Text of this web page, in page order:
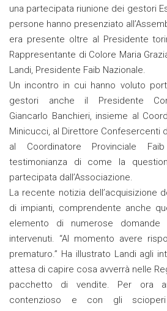
una partecipata riunione dei gestori
persone hanno presenziato
era presente oltre al Presidente
Rappresentante di Colore Maria
Landi, Presidente Faib Nazionale.
Un incontro in cui hanno voluto
gestori anche il Presidente
Giancarlo Banchieri, insieme al
Minicucci, al Direttore Confesercenti
al Coordinatore Provinciale
testimonianza di come la
partecipata dall’Associazione.
La recente notizia dell’acquisizione
di impianti, comprendente anche
elemento di numerose
intervenuti. “Al momento avere
prematuro.” Ha illustrato Landi agli
attesa di capire cosa avverrà nelle
pacchetto di vendite. Per ora
contenzioso e con gli